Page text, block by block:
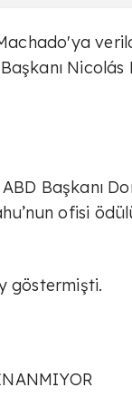
Başkanı
ofisi
göstermişti.